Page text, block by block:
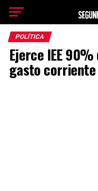
POLÍTICA
Ejerce IEE
gasto corriente